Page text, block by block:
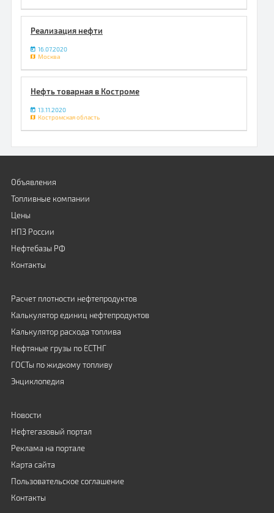
Реализация нефти
16.07.2020
Москва
Нефть товарная в Костроме
13.11.2020
Костромская область
Объявления
Топливные компании
Цены
НПЗ России
Нефтебазы РФ
Контакты
Расчет плотности нефтепродуктов
Калькулятор единиц нефтепродуктов
Калькулятор расхода топлива
Нефтяные грузы по ЕСТНГ
ГОСТы по жидкому топливу
Энциклопедия
Новости
Нефтегазовый портал
Реклама на портале
Карта сайта
Пользовательское соглашение
Контакты